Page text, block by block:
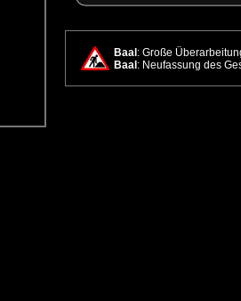
Baal: Große
Baal: Neufassung des